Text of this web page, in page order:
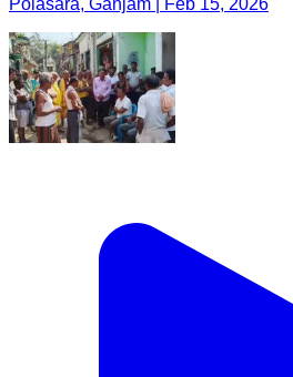
Polasara, Ganjam | Feb 15, 2026